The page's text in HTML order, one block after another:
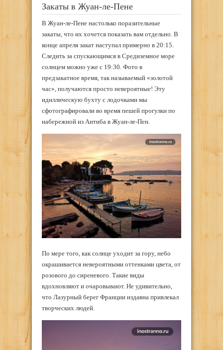
Закаты в Жуан-ле-Пене
В Жуан-ле-Пене настолько поразительные
закаты, что их хочется показать вам отдельно. В
конце апреля закат наступал примерно в 20:15.
Следить за спускающимся в Средиземное море
солнцем можно уже с 19:30. Фото в
предзакатное время, так называемый «золотой
час», получаются просто невероятные! Эту
идиллическую бухту с лодочками мы
сфотографировали во время пешей прогулки по
набережной из Антиба в Жуан-ле-Пен.
По мере того, как солнце уходит за гору, небо
окрашивается невероятными оттенками цвета, от
розового до сиреневого. Такие виды
вдохновляют и очаровывают. Не удивительно,
что Лазурный берег Франции издавна привлекал
творческих людей.